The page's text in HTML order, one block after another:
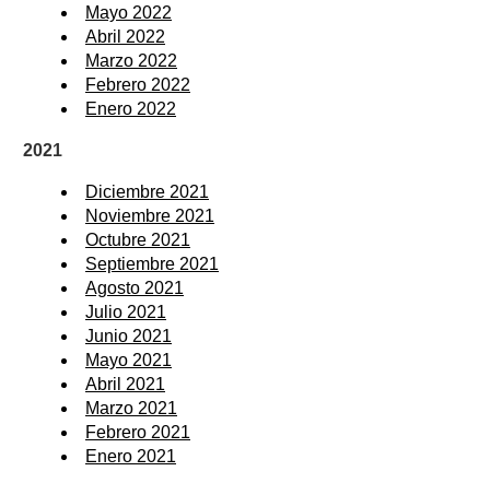
Mayo 2022
Abril 2022
Marzo 2022
Febrero 2022
Enero 2022
2021
Diciembre 2021
Noviembre 2021
Octubre 2021
Septiembre 2021
Agosto 2021
Julio 2021
Junio 2021
Mayo 2021
Abril 2021
Marzo 2021
Febrero 2021
Enero 2021